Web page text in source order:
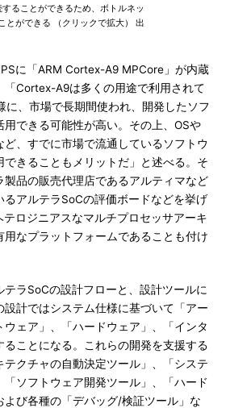
ることができるため、ボトルネッ
とができる （クリックで拡大） 出
に「ARM Cortex-A9 MPCore」が内蔵
「Cortex-A9は多くの用途で利用されて
に、市場で長期間使われ、開発したソフ
用できる可能性が高い。その上、OSや
ど、すでに市場で流通しているソフトウ
できることもメリットだ」と述べる。そ
品の販売代理店であるアルティマなど
アルテラSoCの評価ボードなどを挙げ
ロジニアスなマルチプロセッサアーキ
用なプラットフォームであることも付け
ラSoCの設計フローと、設計ツールに
計ではシステム仕様に基づいて「アー
ェア」、「ハードウェア」、「インタ
ることになる。これらの開発を支援する
テクチャの自動決定ツール」、「システ
「ソフトウェア開発ツール」、「ハード
よび各種の「デバッグ/検証ツール」な